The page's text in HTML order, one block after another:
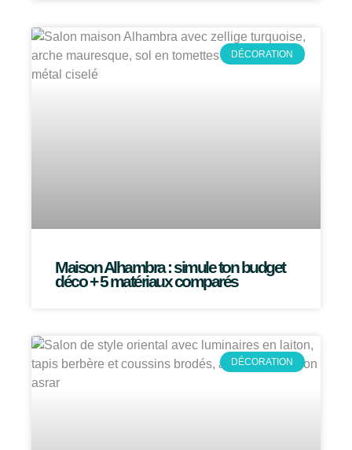
DÉCORATION
Maison Alhambra : simule ton budget
déco + 5 matériaux comparés
DÉCORATION